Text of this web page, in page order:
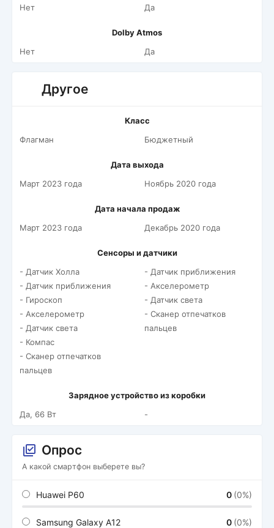
Нет
Да
Dolby Atmos
Нет
Да
Другое
Класс
Флагман
Бюджетный
Дата выхода
Март 2023 года
Ноябрь 2020 года
Дата начала продаж
Март 2023 года
Декабрь 2020 года
Сенсоры и датчики
- Датчик Холла
- Датчик приближения
- Гироскоп
- Акселерометр
- Датчик света
- Компас
- Сканер отпечатков
пальцев
- Датчик приближения
- Акселерометр
- Датчик света
- Сканер отпечатков
пальцев
Зарядное устройство из коробки
Да, 66 Вт
-
Опрос
А какой смартфон выберете вы?
Huawei P60 0 (0%)
Samsung Galaxy A12 0 (0%)